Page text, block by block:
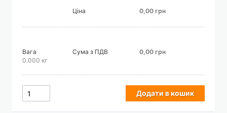
Ціна 0,00 грн
Вага
0.000 кг
Сума з ПДВ 0,00 грн
Додати в кошик